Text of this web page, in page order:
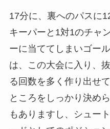
17分に、裏へのパスに
キーパーと1対1のチャ
ーに当ててしまいゴー
は、この大会に入り、
る回数を多く作り出せ
ところをしっかり決め
もありますし、シュー